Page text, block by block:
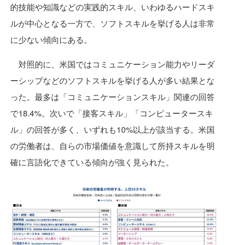
的技能や知識などの実践的スキル、いわゆるハードスキ
ルが中心となる一方で、ソフトスキルを挙げる人は非常
に少ない傾向にある。
対照的に、米国ではコミュニケーション能力やリーダ
ーシップなどのソフトスキルを挙げる人が多い結果とな
った。最多は「コミュニケーションスキル」関連の回答
で18.4%。次いで「接客スキル」「コンピュータースキ
ル」の回答が多く、いずれも10%以上が該当する。米国
の労働者は、自らの市場価値を意識して所持スキルを明
確に言語化できている傾向が強く見られた。